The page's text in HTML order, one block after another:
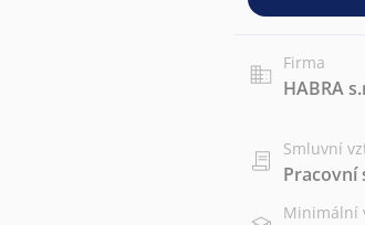
Firma
HABRA
Smluvní
Pracovní
Minimální